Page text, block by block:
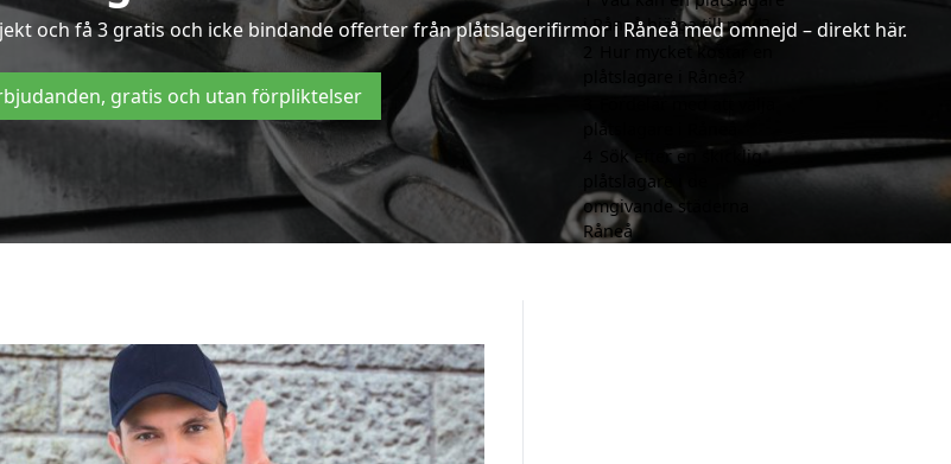
och få 3 gratis och icke bindande offerter från plåtslagerifirmor i Råneå med omnejd – direkt här.
gratis och utan förpliktelser
i Råneå hjälpa till med?
Hur mycket kostar en
plåtslagare i Råneå
Sök efter en skicklig
plåtslagare i de
omgivande städerna
Råneå